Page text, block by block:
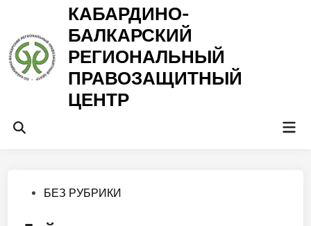
содержимому
КАБАРДИНО-
БАЛКАРСКИЙ
РЕГИОНАЛЬНЫЙ
ПРАВОЗАЩИТНЫЙ
ЦЕНТР
Открыть
Опубликовано
БЕЗ РУБРИКИ